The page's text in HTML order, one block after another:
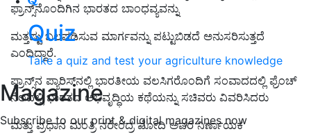
Quiz
Take a quiz and test your agriculture knowledge
Magazine
Subscribe to our print & digital magazines now
ಫ್ರಾನ್ಸ್‌ನೊಂದಿಗಿನ ಭಾರತದ ಬಾಂಧವ್ಯವನ್ನು
ಮತ್ತಷ್ಟು ಬಲಪಡಿಸುವ ಮಾರ್ಗವನ್ನು ಪಟ್ಟುಬಿಡದೆ ಅನುಸರಿಸುತ್ತದೆ
ಎಂದಿದ್ದಾರೆ.
ಫ್ರಾನ್ಸ್‌ನ ಪ್ಯಾರಿಸ್‌ನಲ್ಲಿ ಭಾರತೀಯ ವಲಸಿಗರೊಂದಿಗೆ ಸಂವಾದದಲ್ಲಿ ಫ್ರೆಂಚ್
ನೆಲದಲ್ಲಿ ಭಾರತದ ಅಭಿವೃದ್ಧಿಯ ಕಥೆಯನ್ನು ಸಚಿವರು ವಿವರಿಸಿದರು
ಮತ್ತು ಪ್ರಧಾನ ಮಂತ್ರಿ ನರೇಂದ್ರ ಮೋದಿ ಅವರ ನಿರ್ಣಾಯಕ